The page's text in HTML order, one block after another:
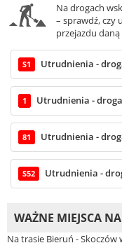
Na drogach
– sprawdź, czy
przejazdu
S1 Utrudnienia -
1 Utrudnienia -
81 Utrudnienia -
S52 Utrudnienia -
WAŻNE MIEJSCA
Na trasie Bieruń - Skoczów